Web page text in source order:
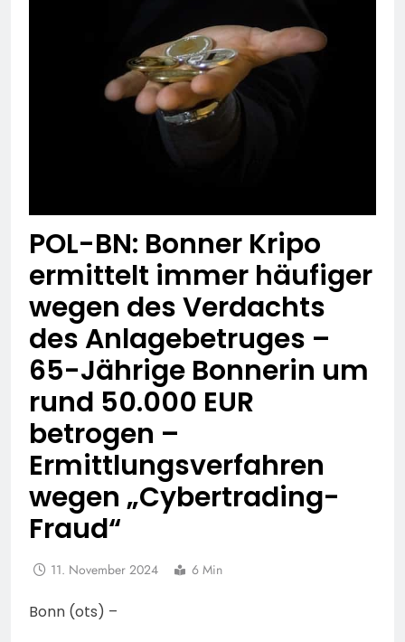
POL-BN: Bonner Kripo
ermittelt immer häufiger
wegen des Verdachts
des Anlagebetruges –
65-Jährige Bonnerin um
rund 50.000 EUR
betrogen –
Ermittlungsverfahren
wegen „Cybertrading-
Fraud“
11. November 2024 6 Min
Bonn (ots) –